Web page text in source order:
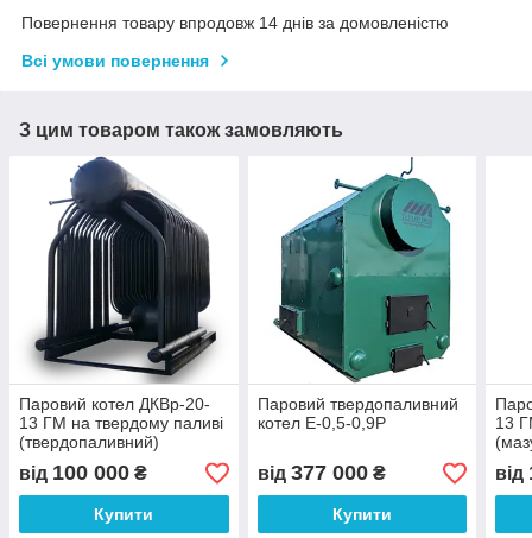
Повернення товару впродовж 14 днів за домовленістю
Всі умови повернення
З цим товаром також замовляють
Паровий котел ДКВр-20-
13 ГМ на твердому паливі
(твердопаливний)
від 100 000 ₴
Купити
Паровий твердопаливний
котел Е-0,5-0,9Р
від 377 000₴
Купити
13
від